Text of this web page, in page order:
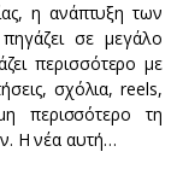
η ανάπτυξη των
σε μεγάλο
περισσότερο με
σχόλια, reels,
περισσότερο τη
Η νέα αυτή…